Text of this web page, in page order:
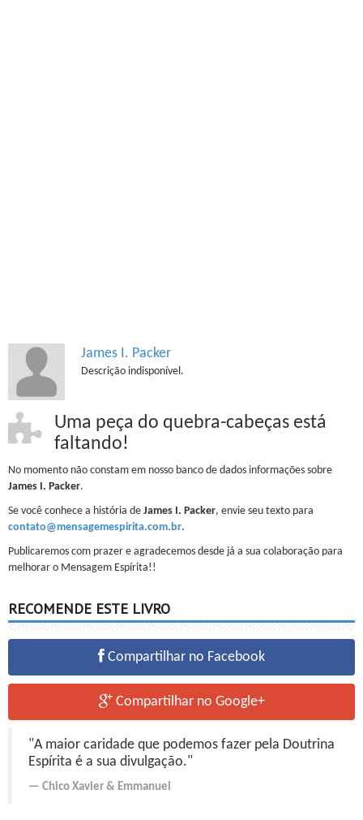
James I. Packer
Descrição indisponível.
Uma peça do quebra-cabeças está
faltando!
No momento não constam em nosso banco de dados informações sobre
James I. Packer.
Se você conhece a história de James I. Packer, envie seu texto para
contato@mensagemespirita.com.br.
Publicaremos com prazer e agradecemos desde já a sua colaboração para
melhorar o Mensagem Espírita!!
RECOMENDE ESTE LIVRO
Compartilhar no Facebook
Compartilhar no Google+
"A maior caridade que podemos fazer pela Doutrina
Espírita é a sua divulgação."
Chico Xavier & Emmanuel